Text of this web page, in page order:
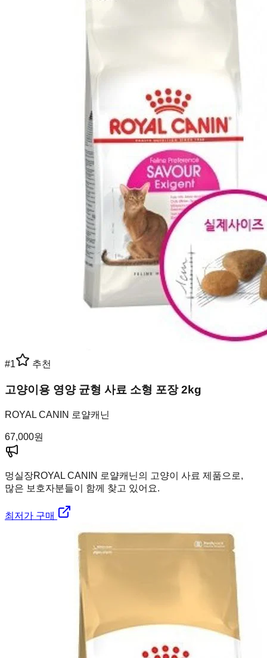
#1 추천
고양이용 영양 균형 사료 소형 포장 2kg
ROYAL CANIN 로얄캐닌
67,000원
멍실장ROYAL CANIN 로얄캐닌의 고양이 사료 제품으로,
많은 보호자분들이 함께 찾고 있어요.
최저가 구매